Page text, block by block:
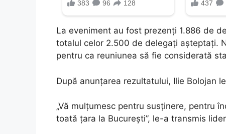
La eveniment au fost prezenți 1.886 de
totalul celor 2.500 de delegați așteptați.
pentru ca reuniunea să fie considerată
După anunțarea rezultatului, Ilie Bolojan
„Vă mulțumesc pentru susținere, pentru
toată țara la București”, le-a transmis